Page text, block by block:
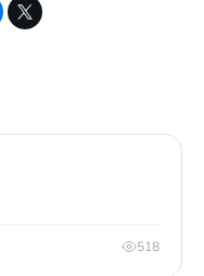
518